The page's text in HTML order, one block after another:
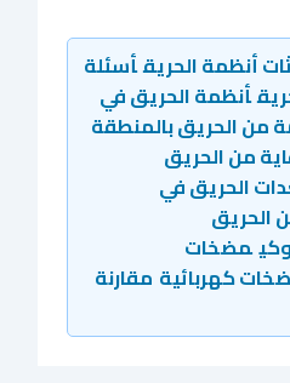
أنظمة الحريقأسئلة
أنظمة الحريق في
من الحريق بالمنطقة
من الحريق
الحريق في
الحريق
مضخات
كهربائية مقارنة